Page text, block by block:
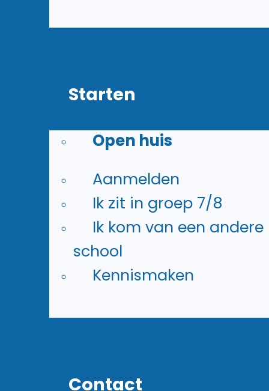
Starten
Open huis
Aanmelden
Ik zit in groep 7/8
Ik kom van een andere
school
Kennismaken
Contact
Rietvoornlaan 5
(023) 561 21 36
info@rietlandcollege.nl